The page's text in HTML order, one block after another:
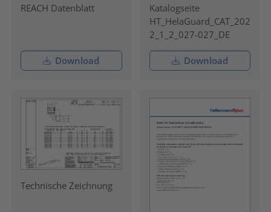
REACH Datenblatt
Download
Katalogseite
HT_HelaGuard_CAT_202
2_1_2_027-027_DE
Download
Technische Zeichnung